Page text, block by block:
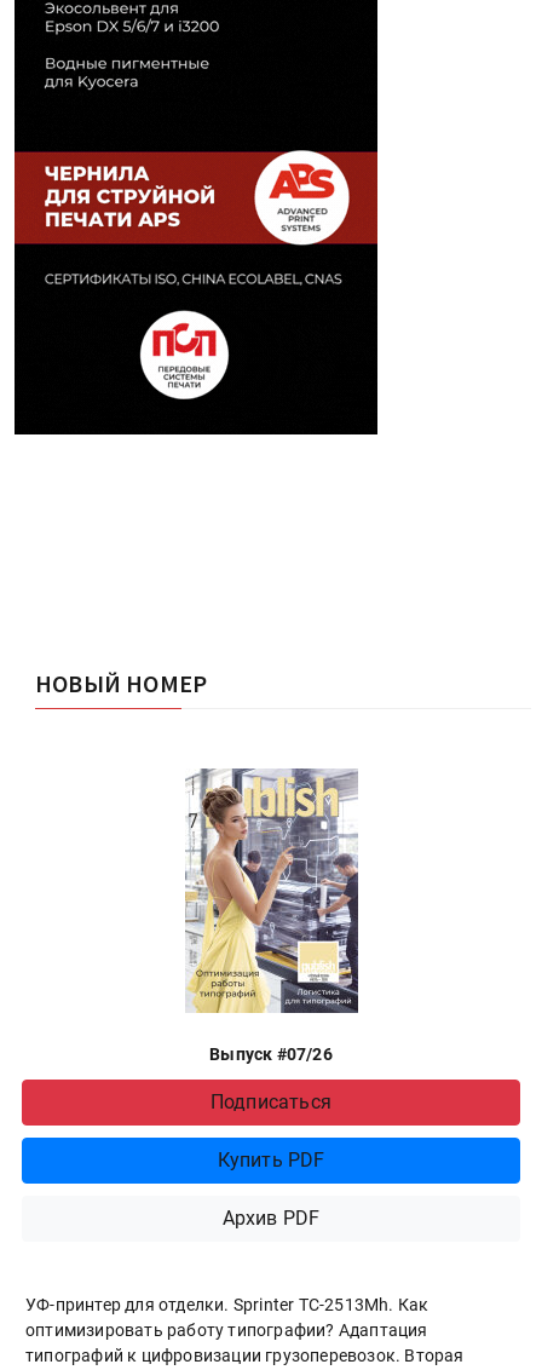
НОВЫЙ НОМЕР
Выпуск #07/26
Подписаться
Купить PDF
Архив PDF
УФ-принтер для отделки. Sprinter ТС-2513Mh. Как
оптимизировать работу типографии? Адаптация
типографий к цифровизации грузоперевозок. Вторая